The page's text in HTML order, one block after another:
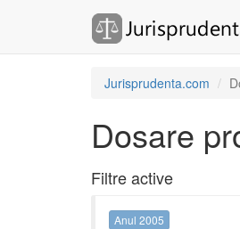
Jurisprudenta.com
Dosare
Filtre active
Anul 2005